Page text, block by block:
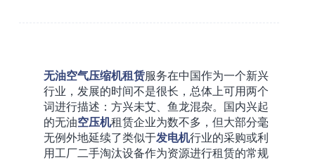
无油空气压缩机租赁服务在中国作为一个新兴
行业，发展的时间不是很长，总体上可用两个
词进行描述：方兴未艾、鱼龙混杂。国内兴起
的无油空压机租赁企业为数不多，但大部分毫
无例外地延续了类似于发电机行业的采购或利
用工厂二手淘汰设备作为资源进行租赁的常规